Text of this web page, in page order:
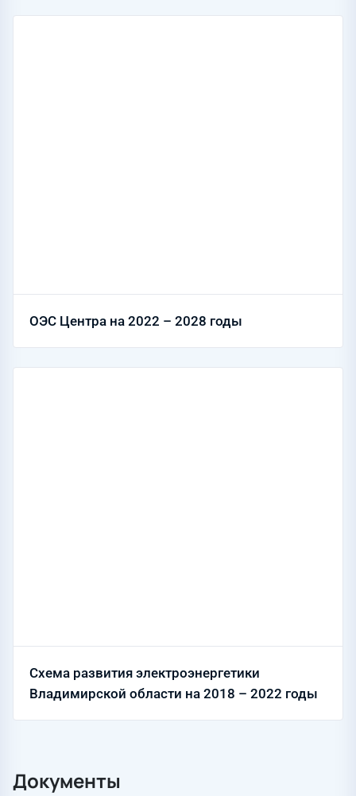
ОЭС Центра на 2022 – 2028 годы
Схема развития электроэнергетики
Владимирской области на 2018 – 2022 годы
Документы